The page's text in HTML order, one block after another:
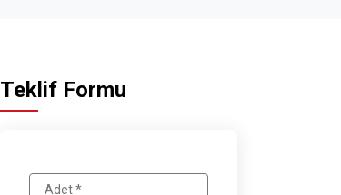
Teklif Formu